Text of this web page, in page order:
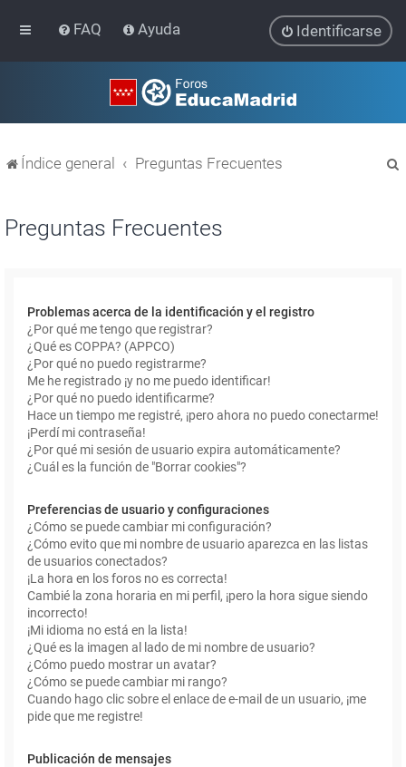
FAQ Ayuda Identificarse
Índice general Preguntas Frecuentes
Preguntas Frecuentes
Problemas acerca de la identificación y el registro
¿Por qué me tengo que registrar?
¿Qué es COPPA? (APPCO)
¿Por qué no puedo registrarme?
Me he registrado ¡y no me puedo identificar!
¿Por qué no puedo identificarme?
Hace un tiempo me registré, ¡pero ahora no puedo conectarme!
¡Perdí mi contraseña!
¿Por qué mi sesión de usuario expira automáticamente?
¿Cuál es la función de "Borrar cookies"?
Preferencias de usuario y configuraciones
¿Cómo se puede cambiar mi configuración?
¿Cómo evito que mi nombre de usuario aparezca en las listas
de usuarios conectados?
¡La hora en los foros no es correcta!
Cambié la zona horaria en mi perfil, ¡pero la hora sigue siendo
incorrecto!
¡Mi idioma no está en la lista!
¿Qué es la imagen al lado de mi nombre de usuario?
¿Cómo puedo mostrar un avatar?
¿Cómo se puede cambiar mi rango?
Cuando hago clic sobre el enlace de e-mail de un usuario, ¡me
pide que me registre!
Publicación de mensajes